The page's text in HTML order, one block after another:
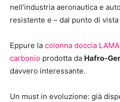
nell’industria aeronautica e
resistente e – dal punto di
Eppure la colonna doccia
carbonio prodotta da Hafro-
davvero interessante.
Un must in evoluzione: già